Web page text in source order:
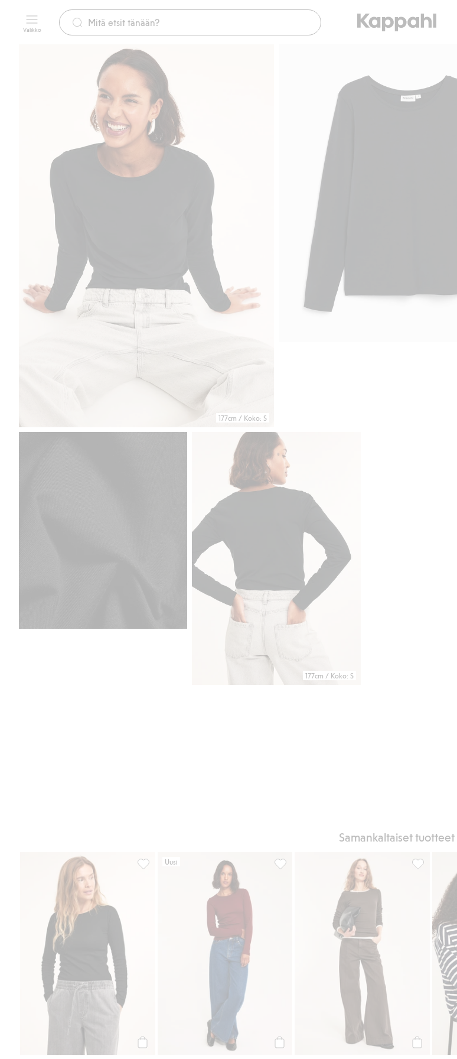
Valikko
177cm / Koko: S
177cm / Koko: S
Sujuva maksaminen Klarnalla
Samankaltaiset tuotteet
Pitkähihainen ribbipaita, Lisää suosikkeihin
Uusi
Pitkähihainen ribbipaita, Lisää suosikkeihin